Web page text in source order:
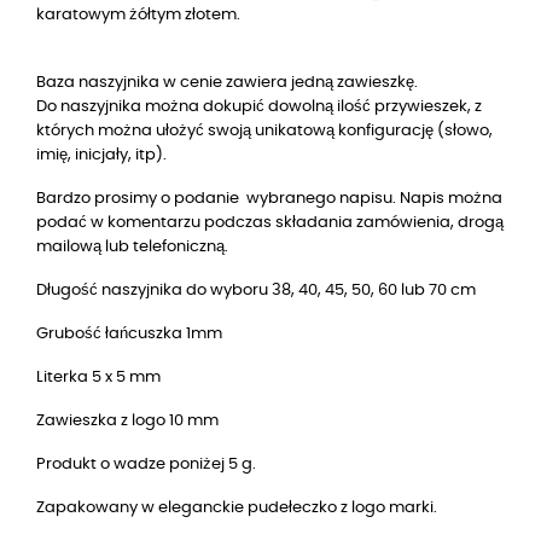
karatowym żółtym złotem.
Baza naszyjnika w cenie zawiera jedną zawieszkę.
Do naszyjnika można dokupić dowolną ilość przywieszek, z
których można ułożyć swoją unikatową konfigurację (słowo,
imię, inicjały, itp).
Bardzo prosimy o podanie wybranego napisu. Napis można
podać w komentarzu podczas składania zamówienia, drogą
mailową lub telefoniczną.
Długość naszyjnika do wyboru 38, 40, 45, 50, 60 lub 70 cm
Grubość łańcuszka 1mm
Literka 5 x 5 mm
Zawieszka z logo 10 mm
Produkt o wadze poniżej 5 g.
Zapakowany w eleganckie pudełeczko z logo marki.